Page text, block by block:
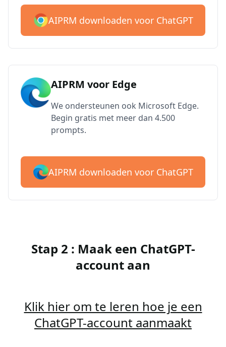
AIPRM downloaden voor ChatGPT
AIPRM voor Edge
We ondersteunen ook Microsoft Edge.
Begin gratis met meer dan 4.500
prompts.
AIPRM downloaden voor ChatGPT
Stap 2 : Maak een ChatGPT-
account aan
Klik hier om te leren hoe je een
ChatGPT-account aanmaakt